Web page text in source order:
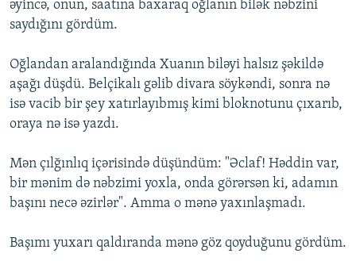
əyincə, onun, saatına baxaraq oğlanın bilək nəbzini
saydığını gördüm.
Oğlandan aralandığında Xuanın biləyi halsız şəkildə
aşağı düşdü. Belçikalı gəlib divara söykəndi, sonra nə
isə vacib bir şey xatırlayıbmış kimi bloknotunu çıxarıb,
oraya nə isə yazdı.
Mən çılğınlıq içərisində düşündüm: "Əclaf! Həddin var,
bir mənim də nəbzimi yoxla, onda görərsən ki, adamın
başını necə əzirlər". Amma o mənə yaxınlaşmadı.
Başımı yuxarı qaldıranda mənə göz qoyduğunu gördüm.